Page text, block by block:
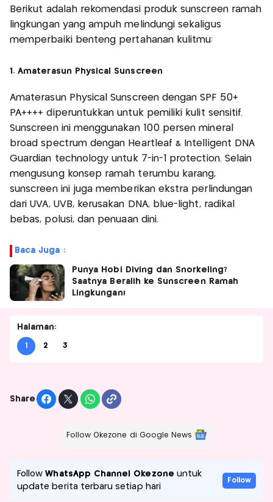
Berikut adalah rekomendasi produk sunscreen ramah
lingkungan yang ampuh melindungi sekaligus
memperbaiki benteng pertahanan kulitmu:
1. Amaterasun Physical Sunscreen
Amaterasun Physical Sunscreen dengan SPF 50+
PA++++ diperuntukkan untuk pemiliki kulit sensitif.
Sunscreen ini menggunakan 100 persen mineral
broad spectrum dengan Heartleaf & Intelligent DNA
Guardian technology untuk 7-in-1 protection. Selain
mengusung konsep ramah terumbu karang,
sunscreen ini juga memberikan ekstra perlindungan
dari UVA, UVB, kerusakan DNA, blue-light, radikal
bebas, polusi, dan penuaan dini.
Baca Juga :
Punya Hobi Diving dan Snorkeling?
Saatnya Beralih ke Sunscreen Ramah
Lingkungan!
Halaman:
1 2 3
Share
Follow Okezone di Google News
FollowWhatsApp Channel Okezone untuk
update berita terbaru setiap hari
Follow